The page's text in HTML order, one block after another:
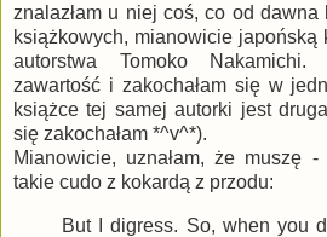
znalazłam u niej coś, co od
książkowych, mianowicie japońską
autorstwa Tomoko
zawartość i zakochałam się w
książce tej samej autorki jest
się zakochałam *^v^*).
Mianowicie, uznałam, że muszę
takie cudo z kokardą z przodu:
But I digress. So, when you